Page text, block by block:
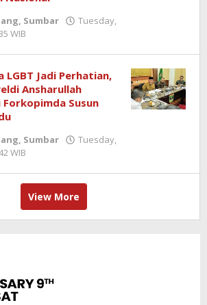
, Sumbar
Tuesday,
WIB
LGBT Jadi Perhatian,
Ansharullah
Susun
, Sumbar
Tuesday,
WIB
View More